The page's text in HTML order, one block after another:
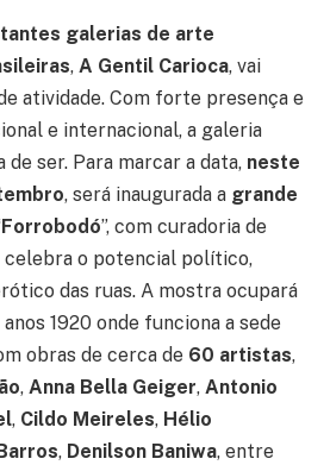
galerias de arte
, A Gentil Carioca, vai
atividade. Com forte presença e
e internacional, a galeria
ser. Para marcar a data, neste
, será inaugurada a grande
Forrobodó”, com curadoria de
celebra o potencial político,
das ruas. A mostra ocupará
1920 onde funciona a sede
obras de cerca de 60 artistas,
, Anna Bella Geiger, Antonio
, Cildo Meireles, Hélio
, Denilson Baniwa, entre